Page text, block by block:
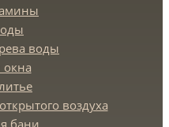
воды
воздуха
бани